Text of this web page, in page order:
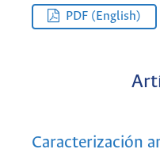
PDF (English)
Caracterización